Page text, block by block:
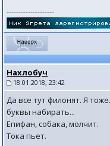
--------------------
Нахлобуч
18.01.2018, 23:42
Да все тут филонят. Я
буквы набирать...
Епифан, собака, молчит.
Тока пьет.